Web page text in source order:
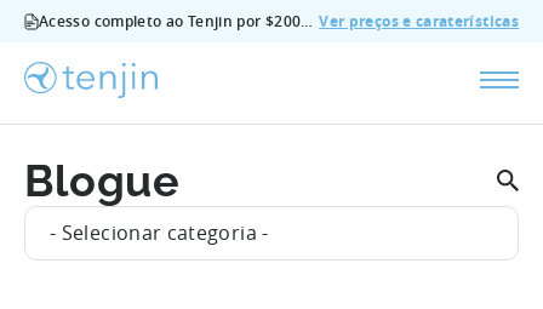
Acesso completo ao Tenjin por $200/mês - todas as funcionalidades, sem suplementos, cancelar em qualquer altura. Ver preços e caraterísticas
Blogue
- Selecionar categoria -